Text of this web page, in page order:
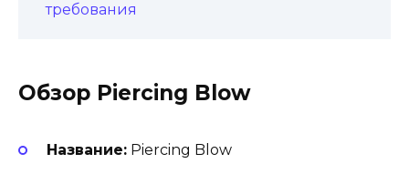
требования
Обзор Piercing Blow
Название:Piercing Blow